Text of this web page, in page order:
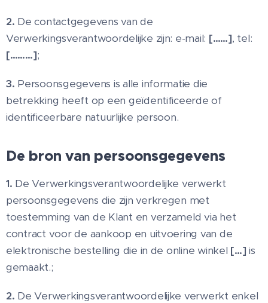
2. De contactgegevens van de
Verwerkingsverantwoordelijke zijn: e-mail: [……], tel:
[………];
3. Persoonsgegevens is alle informatie die
betrekking heeft op een geïdentificeerde of
identificeerbare natuurlijke persoon.
De bron van persoonsgegevens
1. De Verwerkingsverantwoordelijke verwerkt
persoonsgegevens die zijn verkregen met
toestemming van de Klant en verzameld via het
contract voor de aankoop en uitvoering van de
elektronische bestelling die in de online winkel […] is
gemaakt.;
2. De Verwerkingsverantwoordelijke verwerkt enkel